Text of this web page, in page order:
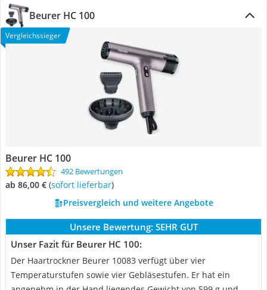
Beurer HC 100
Vergleichssieger
Beurer HC 100
492 Bewertungen
ab 86,00 € ( Sofort lieferbar)
Preisvergleich und weitere Angebote
Unsere Bewertung: SEHR GUT
Unser Fazit für Beurer HC 100:
Der Haartrockner Beurer 10083 verfügt über vier
Temperaturstufen sowie vier Gebläsestufen. Er hat ein